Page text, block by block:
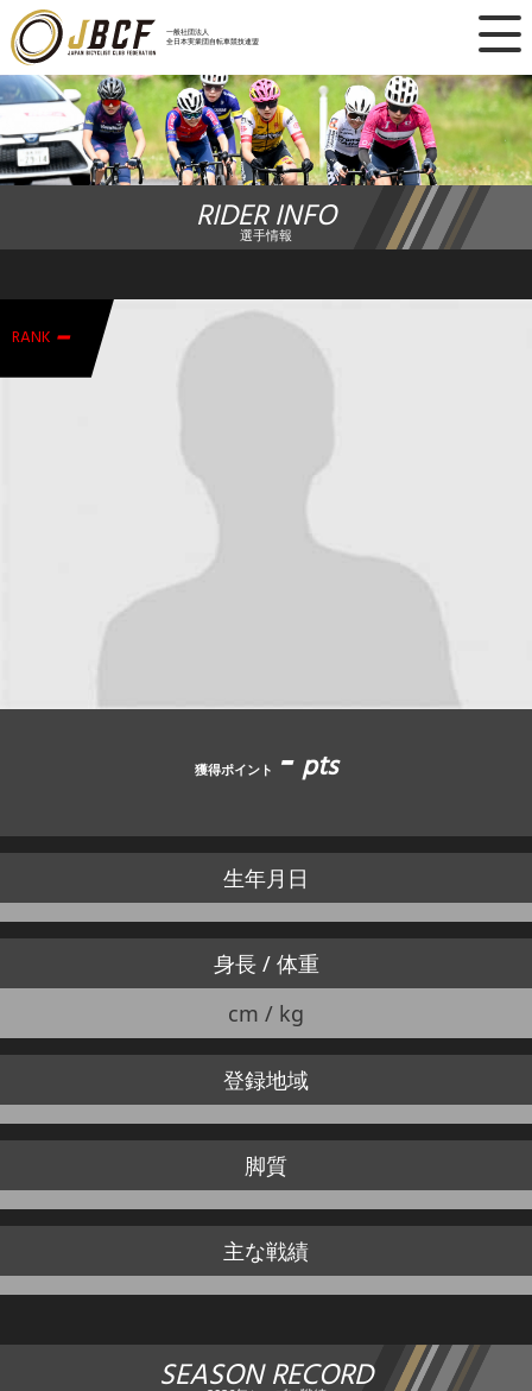
一般社団法人
全日本実業団自転車競技連盟
×
ニュース
レース日程
ランキング
チーム・選手
加盟・登録
エントリー
JBCF ROAD SERIESとは
RIDER INFO
選手情報
RANK -
獲得ポイント -pts
生年月日
身長 / 体重
cm / kg
登録地域
脚質
主な戦績
SEASON RECORD